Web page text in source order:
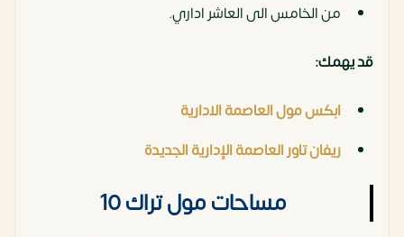
من الخامس الى العاشر اداري.
قد يهمك:
ابكس مول العاصمة الادارية
ريفان تاور العاصمة الإدارية الجديدة
مساحات مول تراك 10